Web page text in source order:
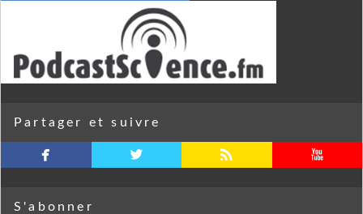
Partager et suivre
facebook twitterbird rss youtube
S'abonner